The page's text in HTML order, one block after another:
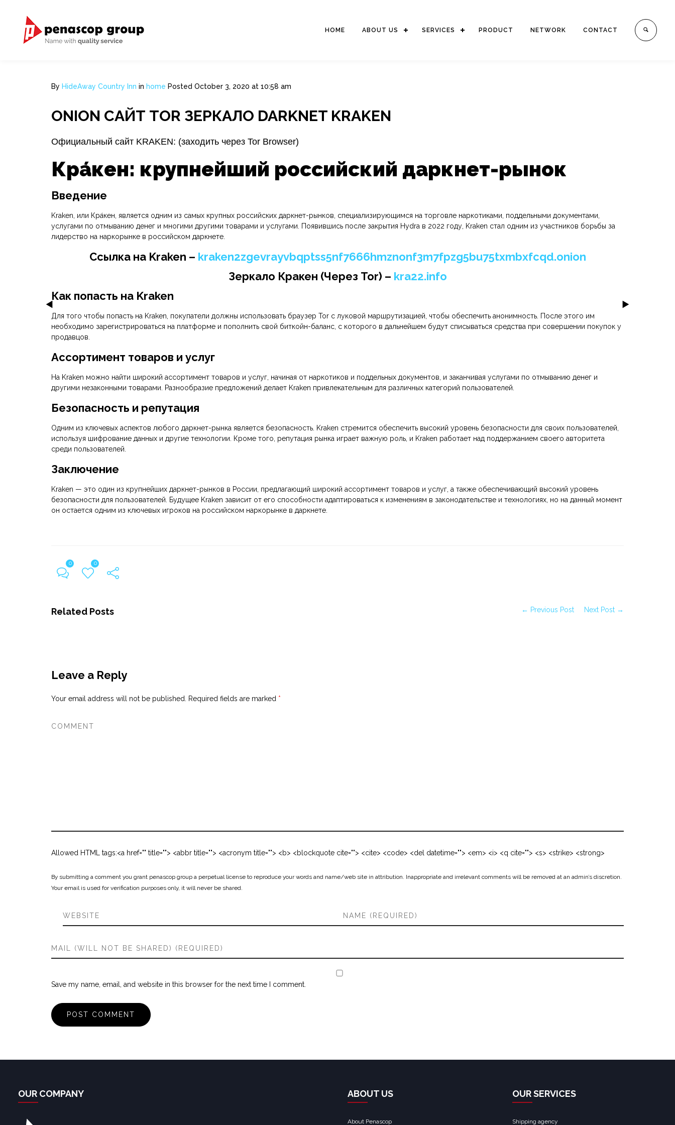
HOME ABOUT US SERVICES PRODUCT NETWORK CONTACT
By HideAway Country Inn in home Posted October 3, 2020 at 10:58 am
ONION САЙТ TOR ЗЕРКАЛО DARKNET KRAKEN
Официальный сайт KRAKEN: (заходить через Tor Browser)
Кра́кен: крупнейший российский даркнет-рынок
Введение
Kraken, или Кра́кен, является одним из самых крупных российских даркнет-рынков, специализирующимся на торговле наркотиками, поддельными документами,
услугами по отмыванию денег и многими другими товарами и услугами. Появившись после закрытия Hydra в 2022 году, Kraken стал одним из участников борьбы за
лидерство на наркорынке в российском даркнете.
Cсылка на Kraken – kraken2zgevrayvbqptss5nf7666hmznonf3m7fpzg5bu75txmbxfcqd.onion
Зеркало Кракен (Через Tor) – kra22.info
Как попасть на Kraken
Для того чтобы попасть на Kraken, покупатели должны использовать браузер Tor с луковой маршрутизацией, чтобы обеспечить анонимность. После этого им
необходимо зарегистрироваться на платформе и пополнить свой биткойн-баланс, с которого в дальнейшем будут списываться средства при совершении покупок у
продавцов.
Ассортимент товаров и услуг
На Kraken можно найти широкий ассортимент товаров и услуг, начиная от наркотиков и поддельных документов, и заканчивая услугами по отмыванию денег и
другими незаконными товарами. Разнообразие предложений делает Kraken привлекательным для различных категорий пользователей.
Безопасность и репутация
Одним из ключевых аспектов любого даркнет-рынка является безопасность. Kraken стремится обеспечить высокий уровень безопасности для своих пользователей,
используя шифрование данных и другие технологии. Кроме того, репутация рынка играет важную роль, и Kraken работает над поддержанием своего авторитета
среди пользователей.
Заключение
Kraken — это один из крупнейших даркнет-рынков в России, предлагающий широкий ассортимент товаров и услуг, а также обеспечивающий высокий уровень
безопасности для пользователей. Будущее Kraken зависит от его способности адаптироваться к изменениям в законодательстве и технологиях, но на данный момент
он остается одним из ключевых игроков на российском наркорынке в даркнете.
0 0
Related Posts ← Previous Post Next Post →
Leave a Reply
Your email address will not be published. Required fields are marked *
Allowed HTML tags:<a href="" title=""> <abbr title=""> <acronym title=""> <b> <blockquote cite=""> <cite> <code> <del datetime=""> <em> <i> <q cite=""> <s> <strike> <strong>
By submitting a comment you grant penascop group a perpetual license to reproduce your words and name/web site in attribution. Inappropriate and irrelevant comments will be removed at an admin’s discretion.
Your email is used for verification purposes only, it will never be shared.
Save my name, email, and website in this browser for the next time I comment.
OUR COMPANY ABOUT US
About Penascop
OUR SERVICES
Shipping agency